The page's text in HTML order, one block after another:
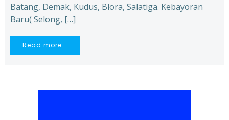
Batang, Demak, Kudus, Blora, Salatiga. Kebayoran
Baru( Selong, […]
Read more...